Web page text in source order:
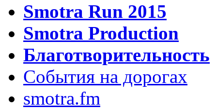
Smotra Run 2015
Smotra Production
Благотворительность
События на дорогах
smotra.fm